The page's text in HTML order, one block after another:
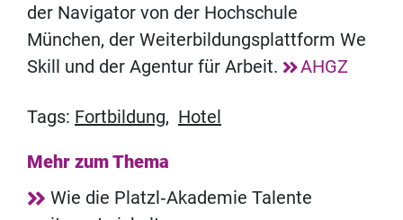
der Navigator von der Hochschule
München, der Weiterbildungsplattform We
Skill und der Agentur für Arbeit.
AHGZ
Tags: Fortbildung, Hotel
Mehr zum Thema
Wie die Platzl‑Akademie Talente